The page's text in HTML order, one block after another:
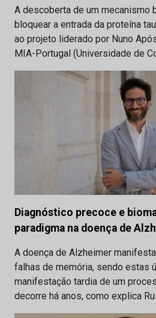
A descoberta de um mecanismo
bloquear a entrada da proteína
ao projeto liderado por Nuno
MIA-Portugal (Universidade de
Diagnóstico precoce e
paradigma na doença de
A doença de Alzheimer
falhas de memória, sendo estas
manifestação tardia de um
decorre há anos, como explica